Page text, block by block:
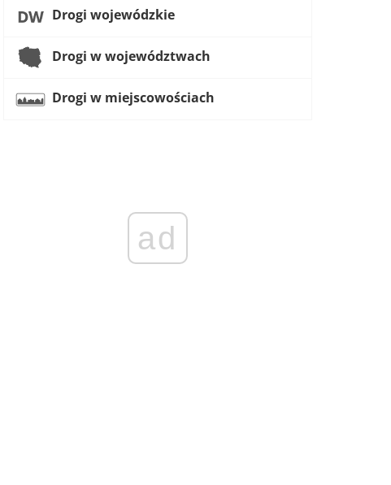
Drogi wojewódzkie
Drogi w województwach
Drogi w miejscowościach
ad